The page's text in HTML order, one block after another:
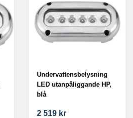
Undervattensbelysning
LED utanpåliggande HP,
blå
2 519 kr